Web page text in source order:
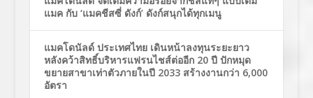
แมค กับ ‘แมคชีสซี่ ดังก์’ ดังก์สนุกได้ทุกเมนู
แมคโดนัลด์ ประเทศไทย เดินหน้าลงทุนระยะยาว
หลังคว้าสิทธิ์บริหารแฟรนไชส์ต่ออีก 20 ปี ปักหมุด
ขยายสาขาเท่าตัวภายในปี 2033 สร้างงานกว่า 6,000
อัตรา